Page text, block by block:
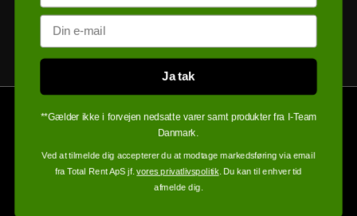
Email
Ja tak
**Gælder ikke i forvejen nedsatte varer samt produkter fra I-Team
Danmark.
Ved at tilmelde dig accepterer du at modtage markedsføring via email
fra Total Rent ApS jf.vores privatlivspolitik. Du kan til enhver tid
afmelde dig.